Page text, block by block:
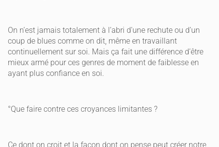
On n’est jamais totalement à l’abri d’une rechute ou d’un
coup de blues comme on dit, même en travaillant
continuellement sur soi. Mais ça fait une différence d’être
mieux armé pour ces genres de moment de faiblesse en
ayant plus confiance en soi.
°Que faire contre ces croyances limitantes ?
Ce dont on croit et la façon dont on pense peut créer notre